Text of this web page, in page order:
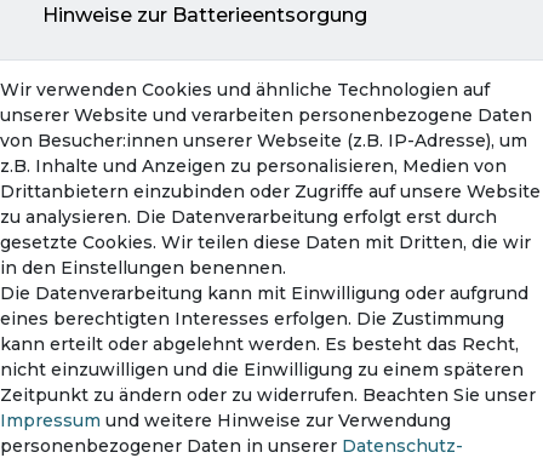
Hinweise zur Batterieentsorgung
Konto
Mein Konto
Warenkorb
Zahlungsmethoden
Wir verwenden Cookies und ähnliche Technologien auf
unserer Website und verarbeiten personenbezogene Daten
von Besucher:innen unserer Webseite (z.B. IP-Adresse), um
z.B. Inhalte und Anzeigen zu personalisieren, Medien von
Drittanbietern einzubinden oder Zugriffe auf unsere Website
zu analysieren. Die Datenverarbeitung erfolgt erst durch
gesetzte Cookies. Wir teilen diese Daten mit Dritten, die wir
in den Einstellungen benennen.
Die Datenverarbeitung kann mit Einwilligung oder aufgrund
eines berechtigten Interesses erfolgen. Die Zustimmung
kann erteilt oder abgelehnt werden. Es besteht das Recht,
nicht einzuwilligen und die Einwilligung zu einem späteren
Zeitpunkt zu ändern oder zu widerrufen. Beachten Sie unser
Impressum und weitere Hinweise zur Verwendung
personenbezogener Daten in unserer Daten­schutz­